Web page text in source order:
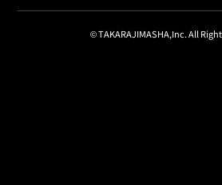
© TAKARAJIMASHA,Inc. All